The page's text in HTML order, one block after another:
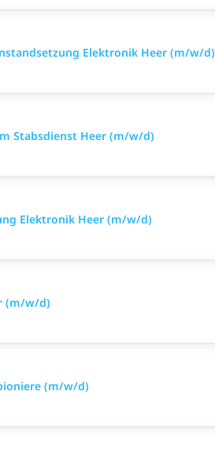
Elektronik Heer (m/w/d)
Stabsdienst Heer (m/w/d)
Elektronik Heer (m/w/d)
(m/w/d)
(m/w/d)